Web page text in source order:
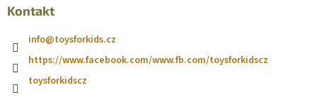
Kontakt
info@toysforkids.cz
https://www.facebook.com/www.fb.com/toysforkidscz
toysforkidscz